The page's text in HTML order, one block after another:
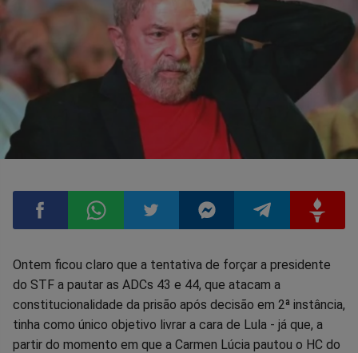
Compartilhar
no
Facebook
Compartilhar
no
Whatsapp
Compartilhar
no
Twitter
Compartilhar
no
Messenger
Compartilhar
no
Telegram
no
Gettr
Ontem ficou claro que a tentativa de forçar a presidente
do STF a pautar as ADCs 43 e 44, que atacam a
constitucionalidade da prisão após decisão em 2ª instância,
tinha como único objetivo livrar a cara de Lula - já que, a
partir do momento em que a Carmen Lúcia pautou o HC do